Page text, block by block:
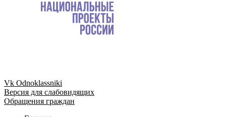
Vk Odnoklassniki
Версия для слабовидящих
Обращения граждан